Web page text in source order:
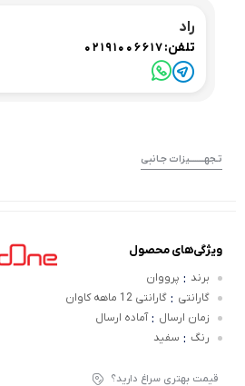
راد
تلفن:02191006617
تـجهــــــــیزات جـانبی
ویژگی‌های محصول
برند : پرووان
گارانتی : گارانتی 12 ماهه کاوان
زمان ارسال : آماده ارسال
رنگ : سفید
قیمت بهتری سراغ دارید؟